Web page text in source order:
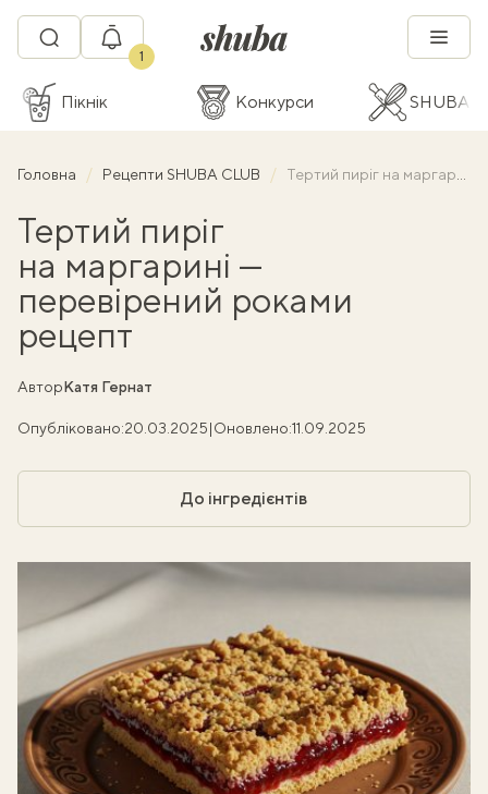
1
Пікнік Конкурси SHUBA
Головна Рецепти SHUBA CLUB Тертий пиріг на маргарині — перевірений роками рецепт
Тертий пиріг
на маргарині —
перевірений роками
рецепт
АвторКатя Гернат
Опубліковано:20.03.2025|Оновлено:11.09.2025
До інгредієнтів